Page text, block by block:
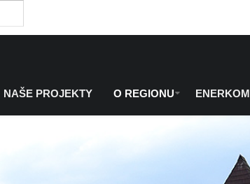
NAŠE PROJEKTY O REGIONU ENERKOM